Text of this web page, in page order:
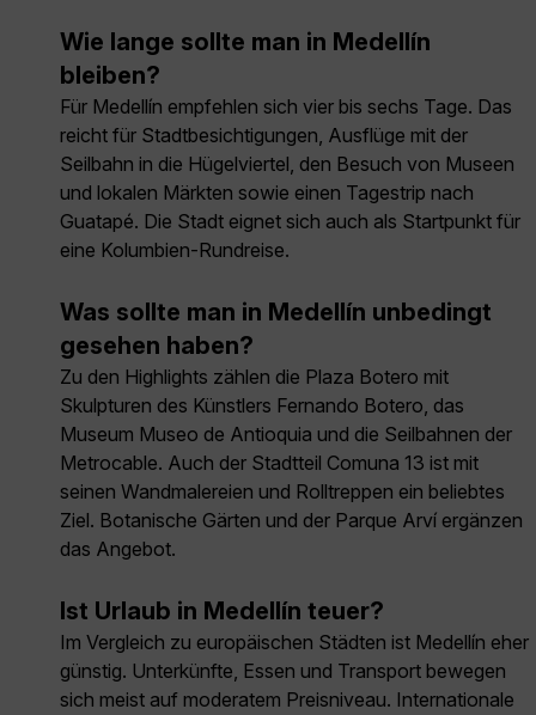
Wie lange sollte man in Medellín
bleiben?
Für Medellín empfehlen sich vier bis sechs Tage. Das
reicht für Stadtbesichtigungen, Ausflüge mit der
Seilbahn in die Hügelviertel, den Besuch von Museen
und lokalen Märkten sowie einen Tagestrip nach
Guatapé. Die Stadt eignet sich auch als Startpunkt für
eine Kolumbien-Rundreise.
Was sollte man in Medellín unbedingt
gesehen haben?
Zu den Highlights zählen die Plaza Botero mit
Skulpturen des Künstlers Fernando Botero, das
Museum Museo de Antioquia und die Seilbahnen der
Metrocable. Auch der Stadtteil Comuna 13 ist mit
seinen Wandmalereien und Rolltreppen ein beliebtes
Ziel. Botanische Gärten und der Parque Arví ergänzen
das Angebot.
Ist Urlaub in Medellín teuer?
Im Vergleich zu europäischen Städten ist Medellín eher
günstig. Unterkünfte, Essen und Transport bewegen
sich meist auf moderatem Preisniveau. Internationale